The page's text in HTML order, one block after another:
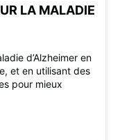
LA MALADIE
d’Alzheimer en
et en utilisant des
pour mieux